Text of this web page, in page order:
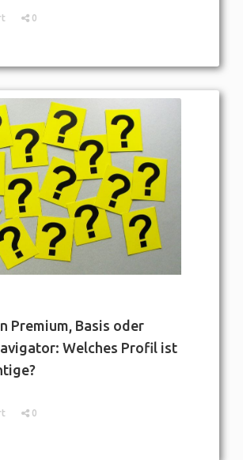
0
Premium, Basis oder
Welches Profil ist
0